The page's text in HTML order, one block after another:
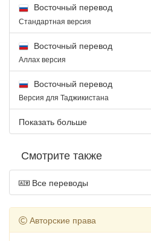
Восточный перевод
Стандартная версия
Восточный перевод
Аллах версия
Восточный перевод
Версия для Таджикистана
Показать больше
Смотрите также
Все переводы
Авторские права